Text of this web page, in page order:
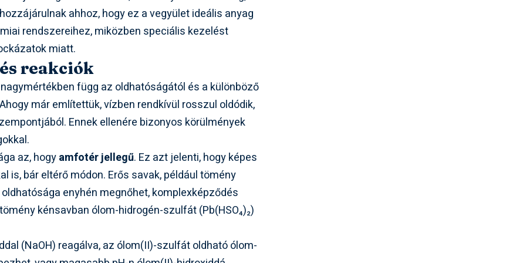
ahhoz, hogy ez a vegyület ideális anyag
rendszereihez, miközben speciális kezelést
miatt.
reakciók
függ az oldhatóságától és a különböző
már említettük, vízben rendkívül rosszul oldódik,
Ennek ellenére bizonyos körülmények
az, hogyamfotér jellegű. Ez azt jelenti, hogy képes
is, bár eltérő módon. Erős savak, például tömény
enyhén megnőhet, komplexképződés
kénsavban ólom-hidrogén-szulfát (Pb(HSO₄)₂)
(NaOH) reagálva, az ólom(II)-szulfát oldható ólom-